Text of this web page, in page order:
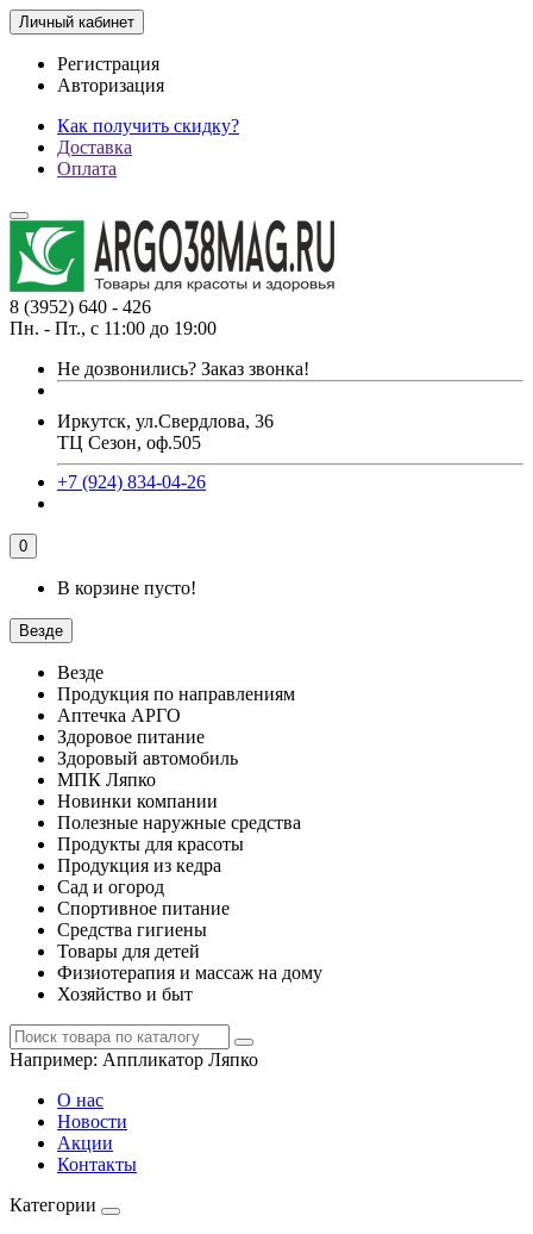
Личный кабинет
Регистрация
Авторизация
Как получить скидку?
Доставка
Оплата
8 (3952) 640 - 426
Пн. - Пт., с 11:00 до 19:00
Не дозвонились? Заказ звонка!
Иркутск, ул.Свердлова, 36
ТЦ Сезон, оф.505
+7 (924) 834-04-26
0
В корзине пусто!
Везде
Везде
Продукция по направлениям
Аптечка АРГО
Здоровое питание
Здоровый автомобиль
МПК Ляпко
Новинки компании
Полезные наружные средства
Продукты для красоты
Продукция из кедра
Сад и огород
Спортивное питание
Средства гигиены
Товары для детей
Физиотерапия и массаж на дому
Хозяйство и быт
Например: Аппликатор Ляпко
О нас
Новости
Акции
Контакты
Категории